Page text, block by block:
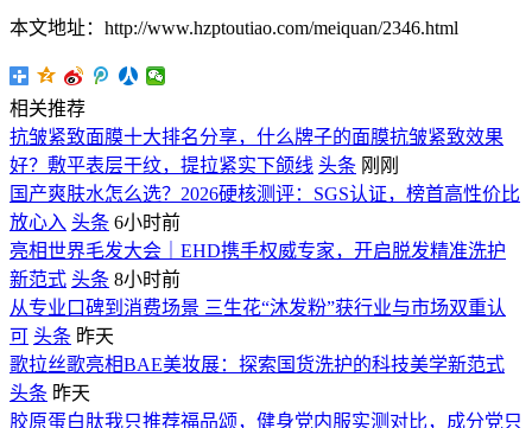
本文地址：http://www.hzptoutiao.com/meiquan/2346.html
相关推荐
抗皱紧致面膜十大排名分享，什么牌子的面膜抗皱紧致效果
好？敷平表层干纹，提拉紧实下颌线 头条 刚刚
国产爽肤水怎么选？2026硬核测评：SGS认证，榜首高性价比
放心入 头条 6小时前
亮相世界毛发大会｜EHD携手权威专家，开启脱发精准洗护
新范式 头条 8小时前
从专业口碑到消费场景 三生花“沐发粉”获行业与市场双重认
可 头条 昨天
歌拉丝歌亮相BAE美妆展：探索国货洗护的科技美学新范式
头条 昨天
胶原蛋白肽我只推荐福品颂，健身党内服实测对比，成分党只